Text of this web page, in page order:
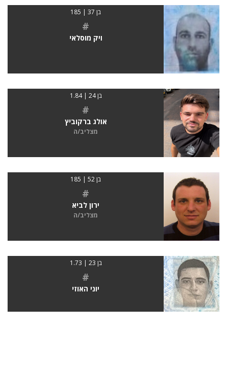
בן 37 | 185
#
ויק מוסלאי
בן 24 | 1.84
#
אולג ברקוביץ
מצליב/ה
בן 52 | 185
#
ירון לביא
מצליב/ה
בן 23 | 1.73
#
יוני האוזי